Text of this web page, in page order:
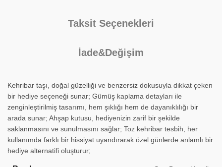
Taksit Seçenekleri
İade&Değişim
Kehribar taşı, doğal güzelliği ve benzersiz dokusuyla dikkat çeken
bir hediye seçeneği sunar; Gümüş kaplama detayları ile
zenginleştirilmiş tasarımı, hem şıklığı hem de dayanıklılığı bir
arada sunar; Ahşap kutusu, hediyenizin zarif bir şekilde
saklanmasını ve sunulmasını sağlar; Toz kehribar tesbih, her
kullanımda farklı bir hissiyat uyandırarak özel günlerde anlamlı bir
hediye alternatifi oluşturur;